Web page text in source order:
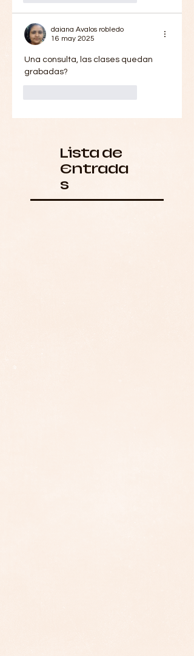
daiana Avalos robledo
16 may 2025
Una consulta, las clases quedan
grabadas?
Lista de
Entrada
s